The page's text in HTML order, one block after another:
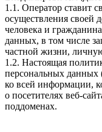
1.1. Оператор ставит
осуществления своей
человека и
данных, в том числе
частной жизни,
1.2. Настоящая
персональных данных
ко всей информации,
о посетителях веб-
поддоменах.